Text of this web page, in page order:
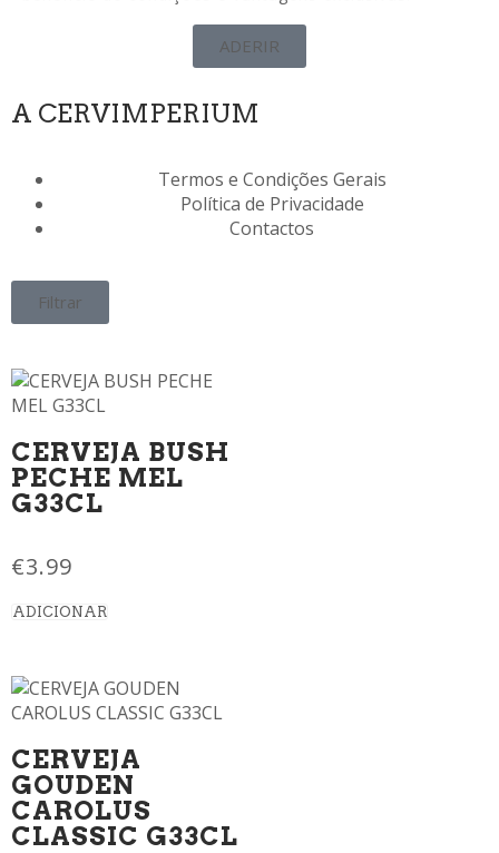
ADERIR
A CERVIMPERIUM
Termos e Condições Gerais
Política de Privacidade
Contactos
Filtrar
CERVEJA BUSH
PECHE MEL
G33CL
€3.99
ADICIONAR
CERVEJA
GOUDEN
CAROLUS
CLASSIC G33CL